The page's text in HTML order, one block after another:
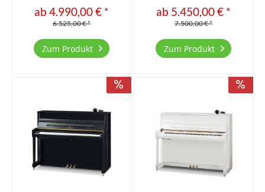
überarbeitet. Die
Resonanzböden wurden
- unterschiedlich im
Bass und Diskant. Die
ab 4.990,00 € *
6.525,00 € *
Zum Produkt
überarbeitet. Die
Resonanzböden wurden
- unterschiedlich im
Bass und Diskant. Die
ab 5.450,00 € *
7.500,00 € *
Zum Produkt